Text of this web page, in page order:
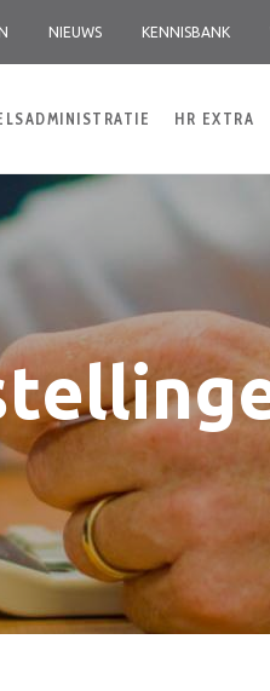
NIEUWS KENNISBANK
HR EXTRA